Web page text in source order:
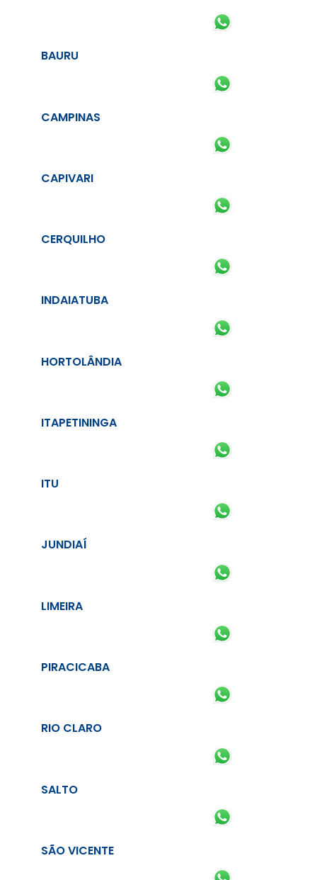
BAURU
CAMPINAS
CAPIVARI
CERQUILHO
INDAIATUBA
HORTOLÂNDIA
ITAPETININGA
ITU
JUNDIAÍ
LIMEIRA
PIRACICABA
RIO CLARO
SALTO
SÃO VICENTE